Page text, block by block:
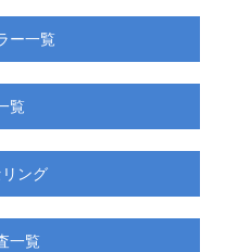
ー一覧
覧
ング
一覧